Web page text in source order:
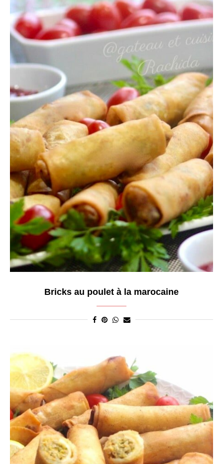
Bricks au poulet à la marocaine